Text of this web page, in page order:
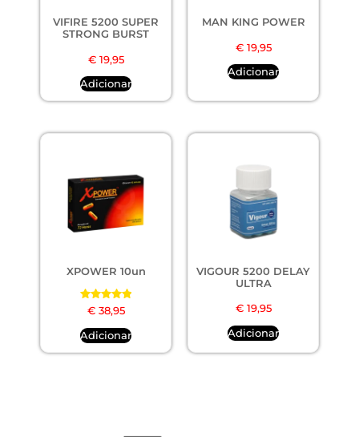
VIFIRE 5200 SUPER
STRONG BURST
€19,95
Adicionar
MAN KING POWER
€19,95
Adicionar
XPOWER 10un
Avaliação
5.00
de 5
€38,95
Adicionar
VIGOUR 5200 DELAY
ULTRA
€19,95
Adicionar